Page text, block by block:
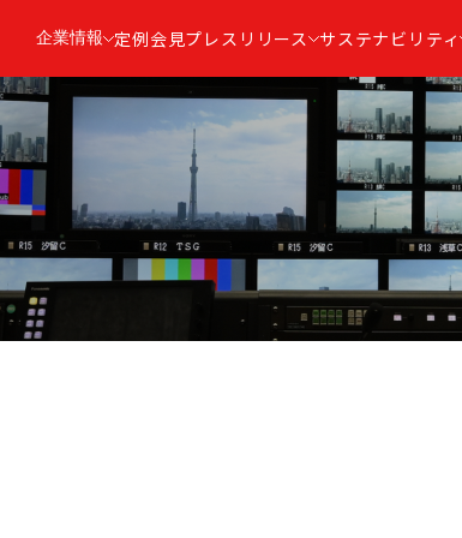
企業情報 定例会見プレスリリース サステナビリティ